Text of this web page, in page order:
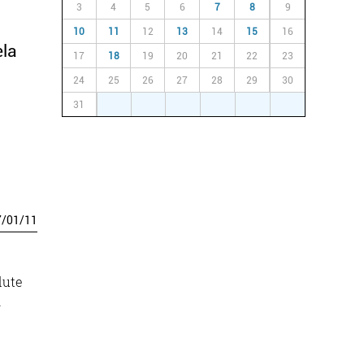
/01/11
3 4 5 6 7 8 9
10 11 12 13 14 15 16
17 18 19 20 21 22 23
24 25 26 27 28 29 30
31